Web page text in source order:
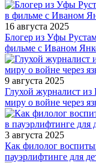
16 августа 2025
Блогер из Уфы
фильме с Иваном
9 августа 2025
Глухой журналист из
миру о войне через
3 августа 2025
Как филолог
пауэрлифтинге для